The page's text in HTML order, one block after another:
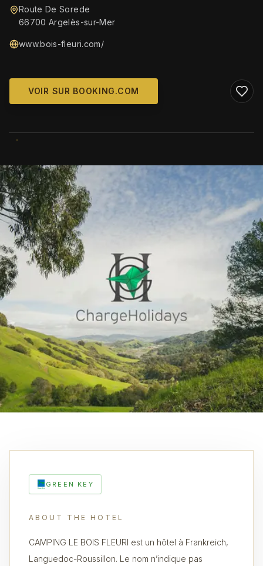
Route De Sorede
66700 Argelès-sur-Mer
www.bois-fleuri.com/
VOIR SUR BOOKING.COM
GREEN KEY
ABOUT THE HOTEL
CAMPING LE BOIS FLEURI est un hôtel à Frankreich,
Languedoc-Roussillon. Le nom n’indique pas